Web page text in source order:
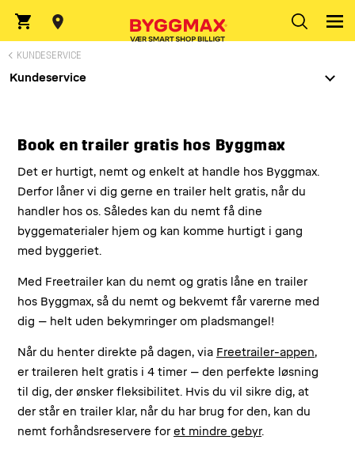
Indtast postnummer
KUNDESERVICE
Kundeservice
Book en trailer gratis hos Byggmax
Det er hurtigt, nemt og enkelt at handle hos Byggmax.
Derfor låner vi dig gerne en trailer helt gratis, når du
handler hos os. Således kan du nemt få dine
byggematerialer hjem og kan komme hurtigt i gang
med byggeriet.
Med Freetrailer kan du nemt og gratis låne en trailer
hos Byggmax, så du nemt og bekvemt får varerne med
dig – helt uden bekymringer om pladsmangel!
Når du henter direkte på dagen, via Freetrailer-appen,
er traileren helt gratis i 4 timer – den perfekte løsning
til dig, der ønsker fleksibilitet. Hvis du vil sikre dig, at
der står en trailer klar, når du har brug for den, kan du
nemt forhåndsreservere for et mindre gebyr.